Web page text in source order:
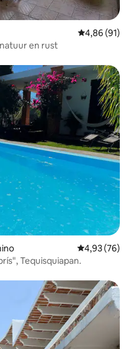
Gemiddelde
4,86 (91)
en rust
Gemiddelde
4,93 (76)
Tequisquiapan.